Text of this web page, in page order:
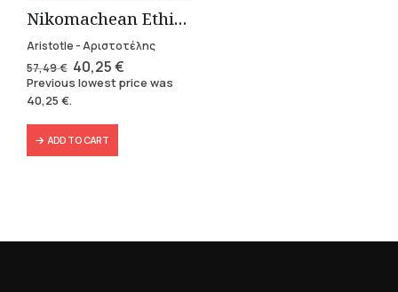
Nikomachean Ethics (3 volumes)
Aristotle - Αριστοτέλης
57,49€ Original
price
was:
57,49 €.
40,25€Current
price
is:
Previous lowest price was
40,25 €.
ADD TO CART